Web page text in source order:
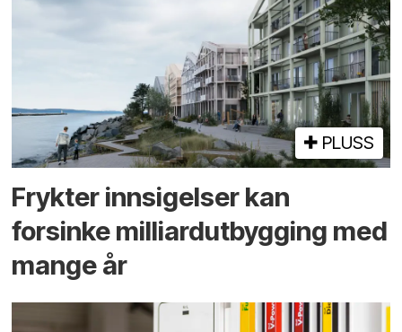
PLUSS
Frykter innsigelser kan
forsinke milliard­utbygging med
mange år